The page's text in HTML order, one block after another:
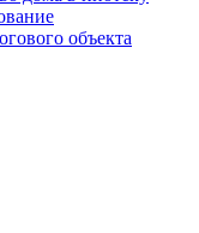
объекта